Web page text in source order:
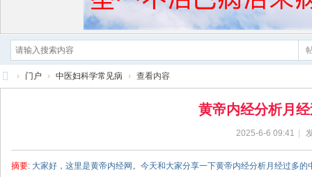
› 门户 › 中医妇科学常见病 › 查看内容
黄帝内经分析月
2025-6-6 09:41
摘要: 大家好，这里是黄帝内经网。今天和大家分享一下黄帝内经分析月经过多